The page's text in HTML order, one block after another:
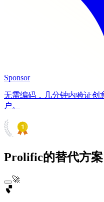
Sponsor
无需编码，几分钟内验证创
户。
Prolific的替代方案
🚀